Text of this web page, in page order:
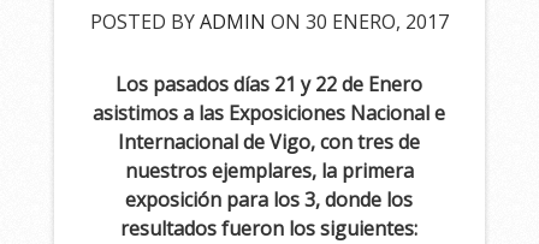
POSTED BYADMIN ON 30 ENERO, 2017
Los pasados días 21 y 22 de Enero
asistimos a las Exposiciones Nacional e
Internacional de Vigo, con tres de
nuestros ejemplares, la primera
exposición para los 3, donde los
resultados fueron los siguientes: